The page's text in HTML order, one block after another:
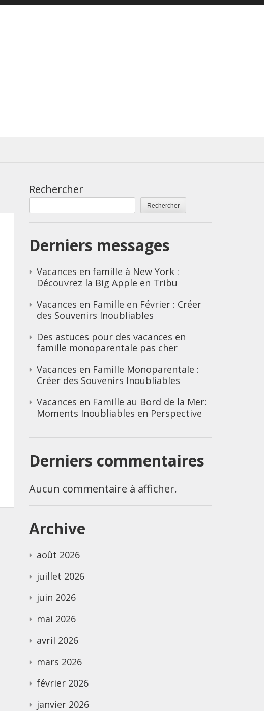
Rechercher
Rechercher
Derniers messages
Vacances en famille à New York :
Découvrez la Big Apple en Tribu
Vacances en Famille en Février : Créer
des Souvenirs Inoubliables
Des astuces pour des vacances en
famille monoparentale pas cher
Vacances en Famille Monoparentale :
Créer des Souvenirs Inoubliables
Vacances en Famille au Bord de la Mer:
Moments Inoubliables en Perspective
Derniers commentaires
Aucun commentaire à afficher.
Archive
août 2026
juillet 2026
juin 2026
mai 2026
avril 2026
mars 2026
février 2026
janvier 2026